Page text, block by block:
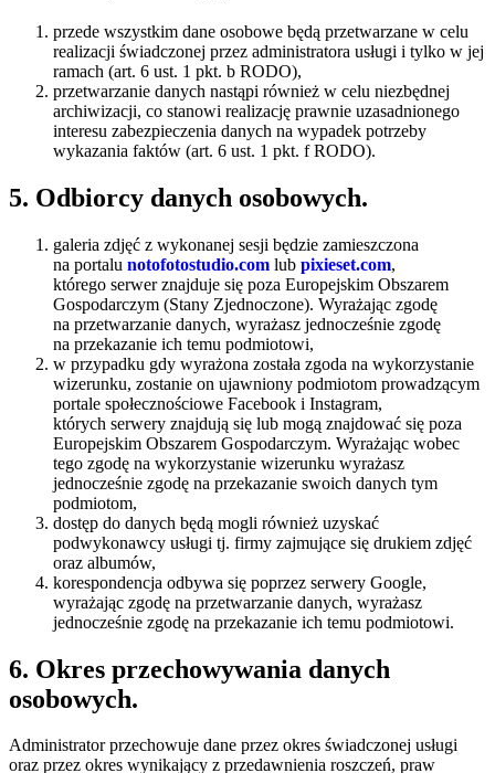
przede wszystkim dane osobowe będą przetwarzane w celu
realizacji świadczonej przez administratora usługi i tylko w jej
ramach (art. 6 ust. 1 pkt. b RODO),
przetwarzanie danych nastąpi również w celu niezbędnej
archiwizacji, co stanowi realizację prawnie uzasadnionego
interesu zabezpieczenia danych na wypadek potrzeby
wykazania faktów (art. 6 ust. 1 pkt. f RODO).
5. Odbiorcy danych osobowych.
galeria zdjęć z wykonanej sesji będzie zamieszczona
na portalu notofotostudio.com lub pixieset.com,
którego serwer znajduje się poza Europejskim Obszarem
Gospodarczym (Stany Zjednoczone). Wyrażając zgodę
na przetwarzanie danych, wyrażasz jednocześnie zgodę
na przekazanie ich temu podmiotowi,
w przypadku gdy wyrażona została zgoda na wykorzystanie
wizerunku, zostanie on ujawniony podmiotom prowadzącym
portale społecznościowe Facebook i Instagram,
których serwery znajdują się lub mogą znajdować się poza
Europejskim Obszarem Gospodarczym. Wyrażając wobec
tego zgodę na wykorzystanie wizerunku wyrażasz
jednocześnie zgodę na przekazanie swoich danych tym
podmiotom,
dostęp do danych będą mogli również uzyskać
podwykonawcy usługi tj. firmy zajmujące się drukiem zdjęć
oraz albumów,
korespondencja odbywa się poprzez serwery Google,
wyrażając zgodę na przetwarzanie danych, wyrażasz
jednocześnie zgodę na przekazanie ich temu podmiotowi.
6. Okres przechowywania danych
osobowych.
Administrator przechowuje dane przez okres świadczonej usługi
oraz przez okres wynikający z przedawnienia roszczeń, praw